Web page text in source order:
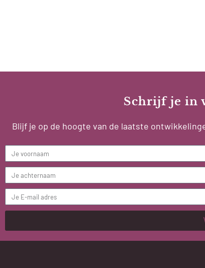
Schrijf je in
Blijf je op de hoogte van de laatste